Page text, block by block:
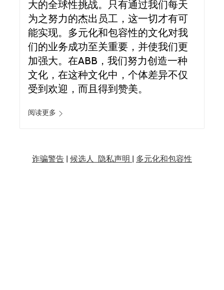
大的全球性挑战。只有通过我们每天
为之努力的杰出员工，这一切才有可
能实现。多元化和包容性的文化对我
们的业务成功至关重要，并使我们更
加强大。在ABB，我们努力创造一种
文化，在这种文化中，个体差异不仅
受到欢迎，而且得到赞美。
阅读更多
诈骗警告| 候选人 隐私声明 | 多元化和包容性